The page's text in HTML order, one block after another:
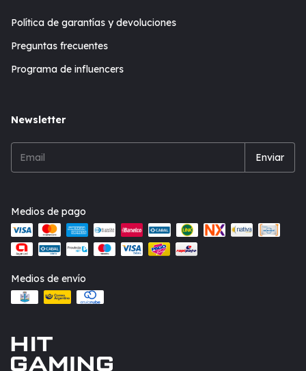
Política de garantías y devoluciones
Preguntas frecuentes
Programa de influencers
Newsletter
Medios de pago
Medios de envío